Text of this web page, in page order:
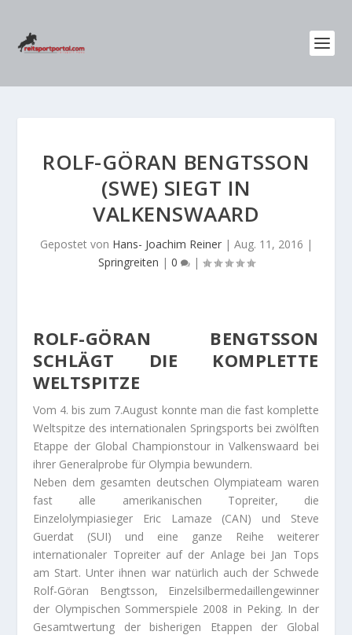
ROLF-GÖRAN BENGTSSON
(SWE) SIEGT IN
VALKENSWAARD
Gepostet von Hans- Joachim Reiner| Aug. 11, 2016 |
Springreiten | 0 |
ROLF-GÖRAN BENGTSSON
SCHLÄGT DIE KOMPLETTE
WELTSPITZE
Vom 4. bis zum 7.August konnte man die fast komplette
Weltspitze des internationalen Springsports bei zwölften
Etappe der Global Championstour in Valkenswaard bei
ihrer Generalprobe für Olympia bewundern.
Neben dem gesamten deutschen Olympiateam waren
fast alle amerikanischen Topreiter, die
Einzelolympiasieger Eric Lamaze (CAN) und Steve
Guerdat (SUI) und eine ganze Reihe weiterer
internationaler Topreiter auf der Anlage bei Jan Tops
am Start. Unter ihnen war natürlich auch der Schwede
Rolf-Göran Bengtsson, Einzelsilbermedaillengewinner
der Olympischen Sommerspiele 2008 in Peking. In der
Gesamtwertung der bisherigen Etappen der Global